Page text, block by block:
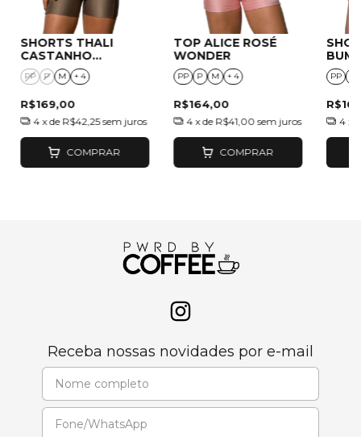
SHORTS THALI
CASTANHO
WONDER
PP P M + 4
R$169,00
4 x de R$42,25 sem juros
COMPRAR
TOP ALICE ROSÉ
WONDER
PP P M + 4
R$164,00
4 x de R$41,00 sem juros
COMPRAR
PP
4 x
Receba nossas novidades por e-mail